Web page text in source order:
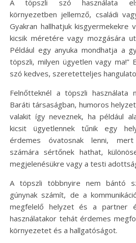
A töpszli szó használata
környezetben jellemző, családi
Gyakran hallhatjuk kisgyermekekre
kicsik méretére vagy mozgására
Például egy anyuka mondhatja a
töpszli, milyen ügyetlen vagy ma!”
szó kedves, szeretetteljes
Felnőtteknél a töpszli használata
Baráti társaságban, humoros
valakit így neveznek, ha például
kicsit ügyetlennek tűnik egy
érdemes óvatosnak lenni,
számára sértőnek hathat,
megjelenésükre vagy a testi
A töpszli többnyire nem bántó
gúnynak számít, de a
megfelelő helyzet és a partner
használatakor tehát érdemes
környezetet és a hallgatóságot.